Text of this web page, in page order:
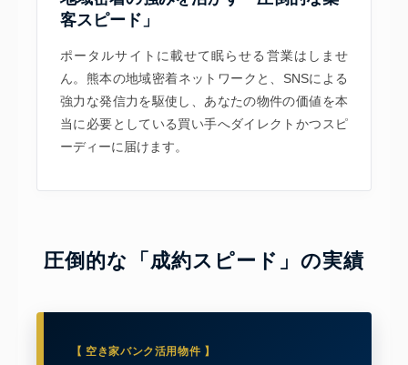
客スピード」
ポータルサイトに載せて眠らせる営業はしませ
ん。熊本の地域密着ネットワークと、SNSによる
強力な発信力を駆使し、あなたの物件の価値を本
当に必要としている買い手へダイレクトかつスピ
ーディーに届けます。
圧倒的な「成約スピード」の実績
【 空き家バンク活用物件 】